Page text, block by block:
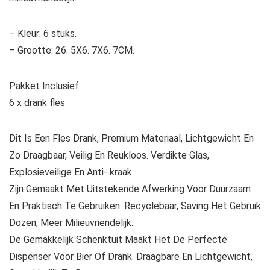
– Kleur: 6 stuks.
– Grootte: 26. 5X6. 7X6. 7CM.
Pakket Inclusief
6 x drank fles
Dit Is Een Fles Drank, Premium Materiaal, Lichtgewicht En
Zo Draagbaar, Veilig En Reukloos. Verdikte Glas,
Explosieveilige En Anti- kraak.
Zijn Gemaakt Met Uitstekende Afwerking Voor Duurzaam
En Praktisch Te Gebruiken. Recyclebaar, Saving Het Gebruik
Dozen, Meer Milieuvriendelijk.
De Gemakkelijk Schenktuit Maakt Het De Perfecte
Dispenser Voor Bier Of Drank. Draagbare En Lichtgewicht,